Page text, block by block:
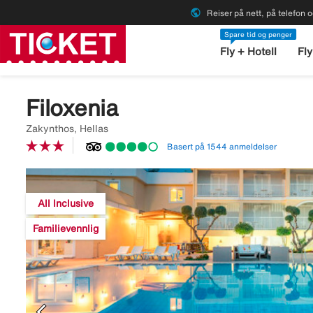
public Reiser på nett, på telefon
Spare tid og penger
Fly + Hotell Fly
Filoxenia
Zakynthos, Hellas
Basert på 1544 anmeldelser
All Inclusive
Familievennlig
Image
description
missing